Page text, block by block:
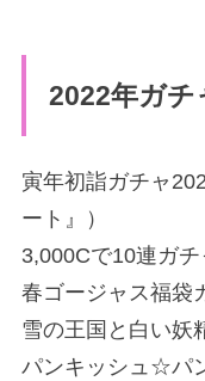
2022年ガチ
寅年初詣ガチャ
ート』）
3,000Cで10連ガ
春ゴージャス福袋
雪の王国と白い妖
パンキッシュ☆パ